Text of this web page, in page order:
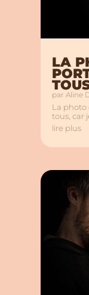
LA
parAline
La photo
tous, car
lire plus